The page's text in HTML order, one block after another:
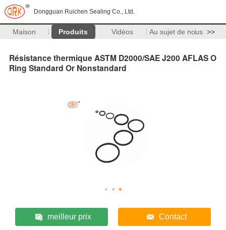
Dongguan Ruichen Sealing Co., Ltd.
Maison Produits Vidéos Au sujet de nous >>
Résistance thermique ASTM D2000/SAE J200 AFLAS O
Ring Standard Or Nonstandard
meilleur prix Contact